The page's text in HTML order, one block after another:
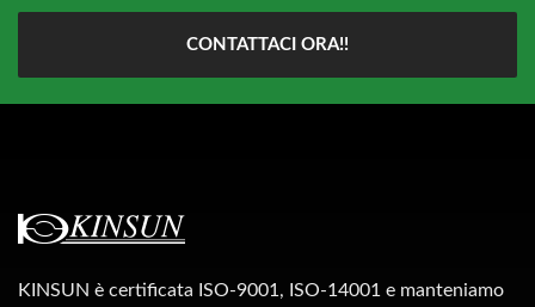
CONTATTACI ORA!!
KINSUN è certificata ISO-9001, ISO-14001 e manteniamo